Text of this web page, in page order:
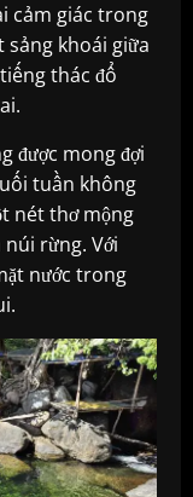
cảm giác trong
sảng khoái giữa
thác đổ
được mong đợi
tuần không
nét thơ mộng
rừng. Với
nước trong